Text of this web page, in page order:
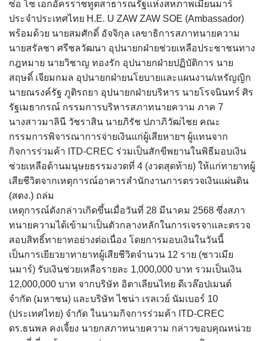
ซ่อ โซ เอกอัครราชทูตสาธารณรัฐแห่งสหภาพเมียนมาร์
ประจำประเทศไทย H.E. U ZAW ZAW SOE (Ambassador)
พร้อมด้วย นายสมศักดิ์ อัจจิกุล เลขาธิการสภาทนายความ
นายสรัลชา ศรีชลวัฒนา อุปนายกฝ่ายช่วยเหลือประชาชนทาง
กฎหมาย นายวิชาญ ทองรัก อุปนายกฝ่ายปฏิบัติการ นาย
สฤษดิ์ เจียมกมล อุปนายกฝ่ายนโยบายและแผนงาน/เหรัญญิก
นายณรงค์รัฐ ภูติรถยา อุปนายกฝ่ายบริหาร นายโรจนินทร์ ศิร
รัฐเมธากรณ์ กรรมการบริหารสภาทนายความ ภาค 7
นางสาวมาลินี วัชราสิน นายภิรัช ปภาภิวัฒไชย คณะ
กรรมการพิจารณาการจ่ายเงินแก่ผู้เสียหายฯ ผู้แทนจาก
กิจการร่วมค้า ITD-CREC ร่วมเป็นสักขีพยานในพิธีมอบเงิน
ช่วยเหลือด้านมนุษยธรรมงวดที่ 4 (งวดสุดท้าย) ให้แก่ทายาทผู้
เสียชีวิตจากเหตุการณ์อาคารสำนักงานการตรวจเงินแผ่นดิน
(สตง.) ถล่ม
เหตุการณ์ดังกล่าวเกิดขึ้นเมื่อวันที่ 28 มีนาคม 2568 ซึ่งสภา
ทนายความได้เข้ามาเป็นตัวกลางหลักในการเจรจาและตรวจ
สอบสิทธิ์ทายาทอย่างต่อเนื่อง โดยการมอบเงินในวันนี้
เป็นการเยียวยาทายาทผู้เสียชีวิตจำนวน 12 ราย (ชาวเมีย
นมาร์) รับเงินช่วยเหลือรายละ 1,000,000 บาท รวมเป็นเงิน
12,000,000 บาท จากบริษัท อิตาเลียนไทย ดีเวล๊อปเมนต์
จำกัด (มหาชน) และบริษัท ไชน่า เรลเวย์ นัมเบอร์ 10
(ประเทศไทย) จำกัด ในนามกิจการร่วมค้า ITD-CREC
ดร.ธนพล คงเจี้ยง นายกสภาทนายความ กล่าวขอบคุณหน่วย